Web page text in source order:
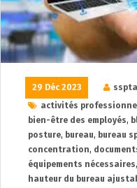
29 Déc 2023 sspta
activités
bien-être des employés,
posture, bureau, bureau
concentration,
équipements nécessaires,
hauteur du bureau